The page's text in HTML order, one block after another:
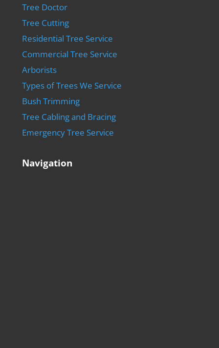
Tree Doctor
Tree Cutting
Residential Tree Service
Commercial Tree Service
Arborists
Types of Trees We Service
Bush Trimming
Tree Cabling and Bracing
Emergency Tree Service
Navigation